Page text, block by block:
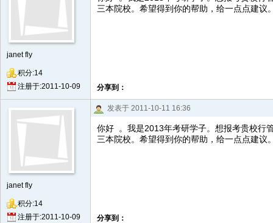
janet fly
积分:14
注册于:2011-10-09
三本院校。希望得到你的帮助，给一点点建议
分享到：
janet fly
积分:14
注册于:2011-10-09
发表于 2011-10-11 16:36
你好 。我是2013年考研学子。想报考贵校行
三本院校。希望得到你的帮助，给一点点建议
分享到：